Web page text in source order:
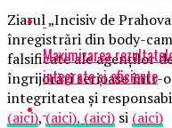
Ziarul „Incisiv de
înregistrări din body-
falsificate ale agenților
îngrijorări serioase într-
integritatea și
(aici),(aici), (aici) si (aici)
Maximizarea
integrate și eficiente